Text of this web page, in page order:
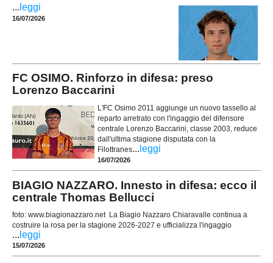
... leggi
16/07/2026
FC OSIMO. Rinforzo in difesa: preso
Lorenzo Baccarini
L'FC Osimo 2011 aggiunge un nuovo tassello al
reparto arretrato con l'ingaggio del difensore
centrale Lorenzo Baccarini, classe 2003, reduce
dall'ultima stagione disputata con la
Filottranes... leggi
16/07/2026
BIAGIO NAZZARO. Innesto in difesa: ecco il
centrale Thomas Bellucci
foto: www.biagionazzaro.net La Biagio Nazzaro Chiaravalle continua a
costruire la rosa per la stagione 2026-2027 e ufficializza l'ingaggio
... leggi
15/07/2026